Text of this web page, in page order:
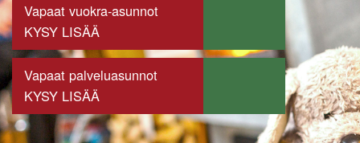
Vapaat vuokra-asunnot
KYSY LISÄÄ
Vapaat palveluasunnot
KYSY LISÄÄ